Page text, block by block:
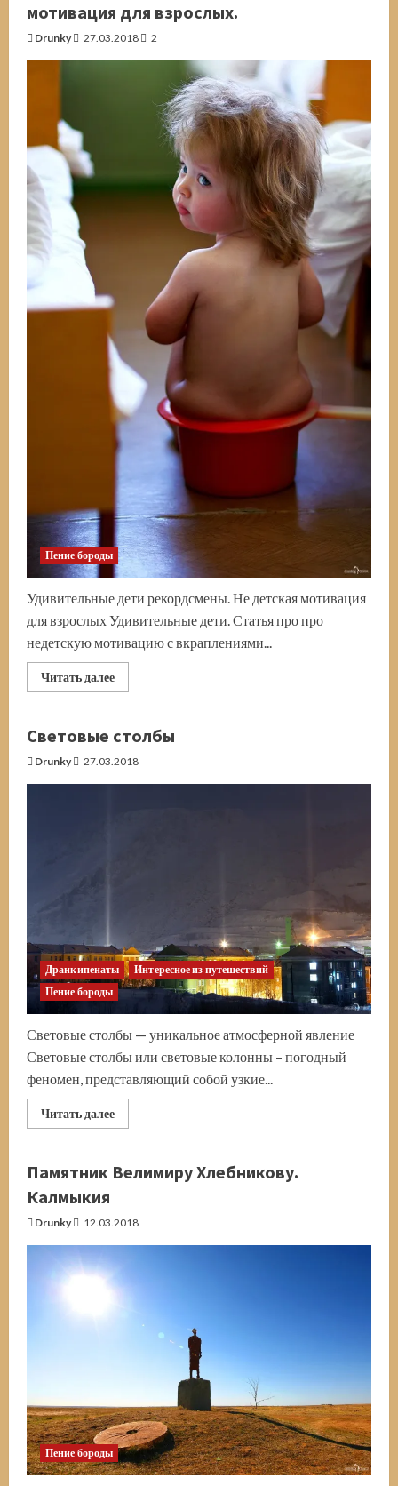
Опыт
воздухоплавания
мотивация для взрослых.
Drunky 27.03.2018 2
Пение бороды
Удивительные дети рекордсмены. Не детская мотивация
для взрослых Удивительные дети. Статья про про
недетскую мотивацию с вкраплениями...
Читать далееПрочитать
больше
Не
мотивация
взрослых.
Световые столбы
Drunky 27.03.2018
Дранкипенаты
Интересное из путешествий
Пение бороды
Световые столбы — уникальное атмосферной явление
Световые столбы или световые колонны – погодный
феномен, представляющий собой узкие...
Читать далееПрочитать
больше
Памятник Велимиру Хлебникову.
Калмыкия
Drunky 12.03.2018
Пение бороды